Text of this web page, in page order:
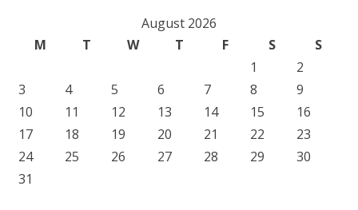
August 2026
M
T W T F S
S
1
2
3
4 5 6 7 8
9
10
11 12 13 14 15
16
17
18 19 20 21 22
23
24
25 26 27 28 29
30
31